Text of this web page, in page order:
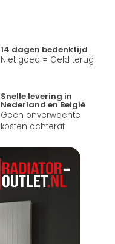
14 dagen bedenktijd
Niet goed = Geld terug
Snelle levering in
Nederland en België
Geen onverwachte
kosten achteraf